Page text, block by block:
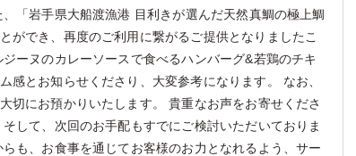
「岩手県大船渡漁港 目利きが選んだ天然真鯛の極上鯛
ができ、再度のご利用に繋がるご提供となりましたこ
ーヌのカレーソースで食べるハンバーグ&若鶏のチキ
感とお知らせくださり、大変参考になります。 なお、
切にお預かりいたします。 貴重なお声をお寄せくださ
して、次回のお手配もすでにご検討いただいておりま
も、お食事を通じてお客様のお力となれるよう、サー